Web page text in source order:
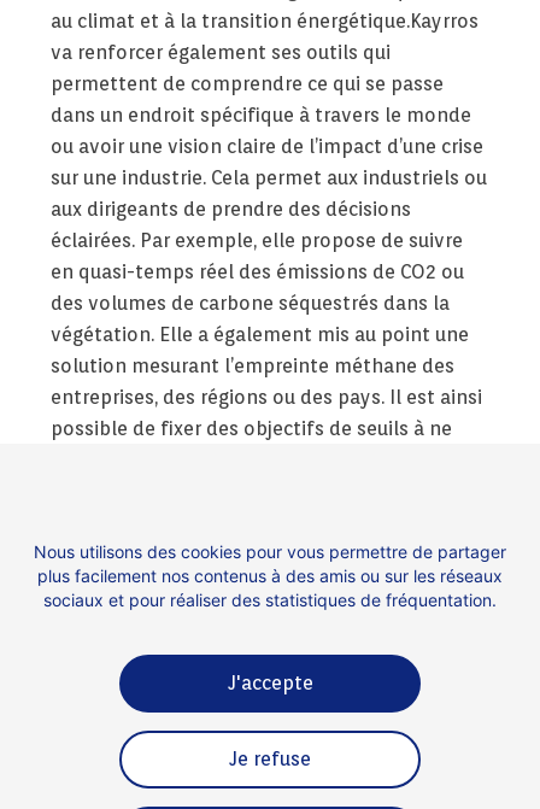
au climat et à la transition énergétique.Kayrros
va renforcer également ses outils qui
permettent de comprendre ce qui se passe
dans un endroit spécifique à travers le monde
ou avoir une vision claire de l’impact d’une crise
sur une industrie. Cela permet aux industriels ou
aux dirigeants de prendre des décisions
éclairées. Par exemple, elle propose de suivre
en quasi-temps réel des émissions de CO2 ou
des volumes de carbone séquestrés dans la
végétation. Elle a également mis au point une
solution mesurant l’empreinte méthane des
entreprises, des régions ou des pays. Il est ainsi
possible de fixer des objectifs de seuils à ne
carrières en créant un modèle 3D permettant
d’évaluer la productivité et suivre les stocks.
Contact
Nous utilisons des cookies pour vous permettre de partager
plus facilement nos contenus à des amis ou sur les réseaux
sociaux et pour réaliser des statistiques de fréquentation.
J'accepte
Je refuse